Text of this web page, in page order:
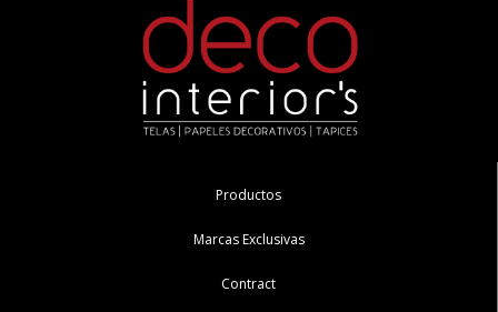
Productos
Marcas Exclusivas
Contract